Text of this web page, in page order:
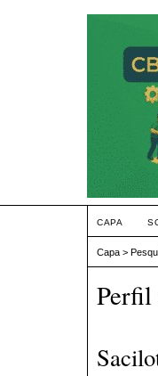
CAPA
Capa >